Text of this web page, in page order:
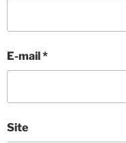
E-mail*
Site